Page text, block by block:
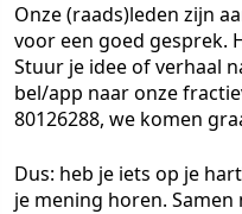
Onze (raads)leden zijn
voor een goed gesprek.
Stuur je idee of verhaal
bel/app naar onze
80126288, we komen
Dus: heb je iets op je
je mening horen.